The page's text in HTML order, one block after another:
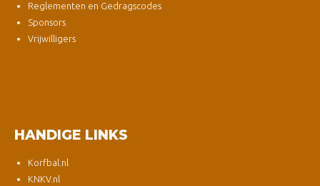
Reglementen en Gedragscodes
Sponsors
Vrijwilligers
HANDIGE LINKS
Korfbal.nl
KNKV.nl